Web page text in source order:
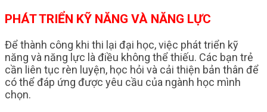
PHÁT TRIỂN KỸ NĂNG VÀ NĂNG LỰC
Để thành công khi thi lại đại học, việc phát triển kỹ
năng và năng lực là điều không thể thiếu. Các bạn trẻ
cần liên tục rèn luyện, học hỏi và cải thiện bản thân để
có thể đáp ứng được yêu cầu của ngành học mình
chọn.